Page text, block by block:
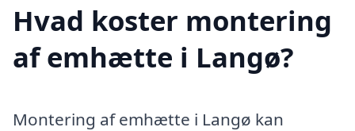
Hvad koster montering
af emhætte i Langø?
Montering af emhætte i Langø kan